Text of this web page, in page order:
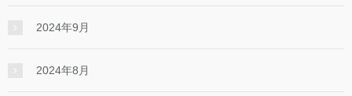
2024年9月
2024年8月